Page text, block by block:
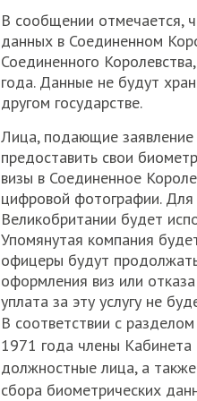
В сообщении отмечается,
данных в Соединенном
Соединенного
года. Данные не будут
другом государстве.
Лица, подающие заявление
предоставить свои
визы в Соединенное
цифровой фотографии.
Великобритании будет
Упомянутая компания
офицеры будут
оформления виз или
уплата за эту услугу не
В соответствии с
1971 года члены Кабинета
должностные лица, а
сбора биометрических